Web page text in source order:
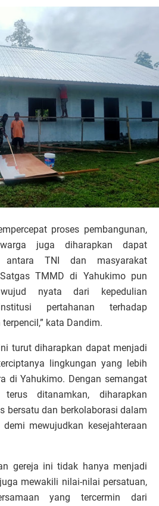
proses pembangunan,
juga diharapkan dapat
antara TNI dan masyarakat
TMMD di Yahukimo pun
nyata dari kepedulian
pertahanan terhadap
kata Dandim.
turut diharapkan dapat menjadi
lingkungan yang lebih
di Yahukimo. Dengan semangat
ditanamkan, diharapkan
bersatu dan berkolaborasi dalam
mewujudkan kesejahteraan
gereja ini tidak hanya menjadi
mewakili nilai-nilai persatuan,
yang tercermin dari